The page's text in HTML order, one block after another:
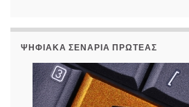
ΨΗΦΙΑΚΆ ΣΕΝΆΡΙΑ ΠΡΩΤΈΑΣ